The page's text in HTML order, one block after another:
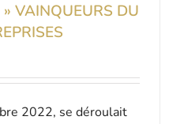
» VAINQUEURS DU
2022, se déroulait